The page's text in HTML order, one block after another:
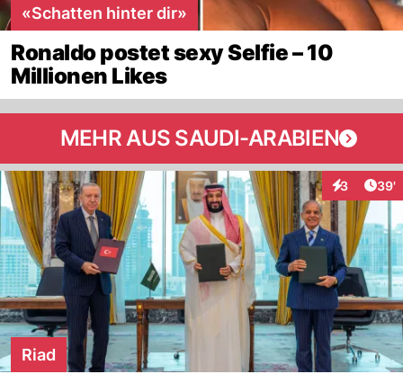
«Schatten hinter dir»
Ronaldo postet sexy Selfie – 10
Millionen Likes
MEHR AUS SAUDI-ARABIEN
3 39'
Riad